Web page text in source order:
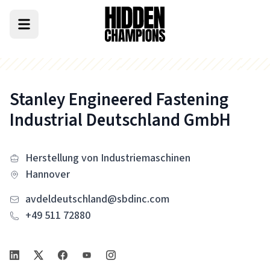
Stanley Engineered Fastening
Industrial Deutschland GmbH
Herstellung von Industriemaschinen
Hannover
avdeldeutschland@sbdinc.com
+49 511 72880